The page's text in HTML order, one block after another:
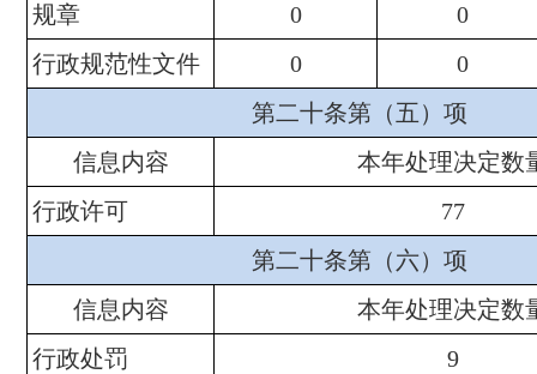
规章 0
0
行政规范性文件
0
0
第二十条第（五）项
信息内容
本年处理决定数
行政许可
77
第二十条第（六）项
信息内容
本年处理决定数
行政处罚
9